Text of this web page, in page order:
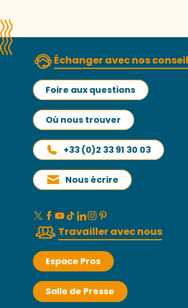
Échanger avec nos
Foire aux questions
Où nous trouver
+33 (0)2 33 91 30 03
Nous écrire
Travailler avec nous
Espace Pros
Salle de Presse